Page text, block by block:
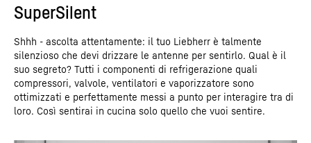
SuperSilent
Shhh - ascolta attentamente: il tuo Liebherr è talmente
silenzioso che devi drizzare le antenne per sentirlo. Qual è il
suo segreto? Tutti i componenti di refrigerazione quali
compressori, valvole, ventilatori e vaporizzatore sono
ottimizzati e perfettamente messi a punto per interagire tra di
loro. Così sentirai in cucina solo quello che vuoi sentire.